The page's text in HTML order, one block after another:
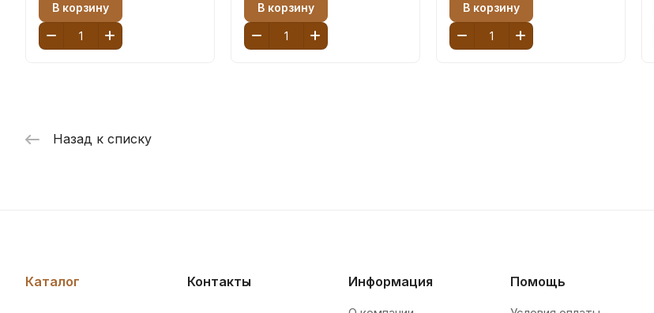
В корзину В корзину В корзину
Назад к списку
Каталог Контакты Информация Помощь